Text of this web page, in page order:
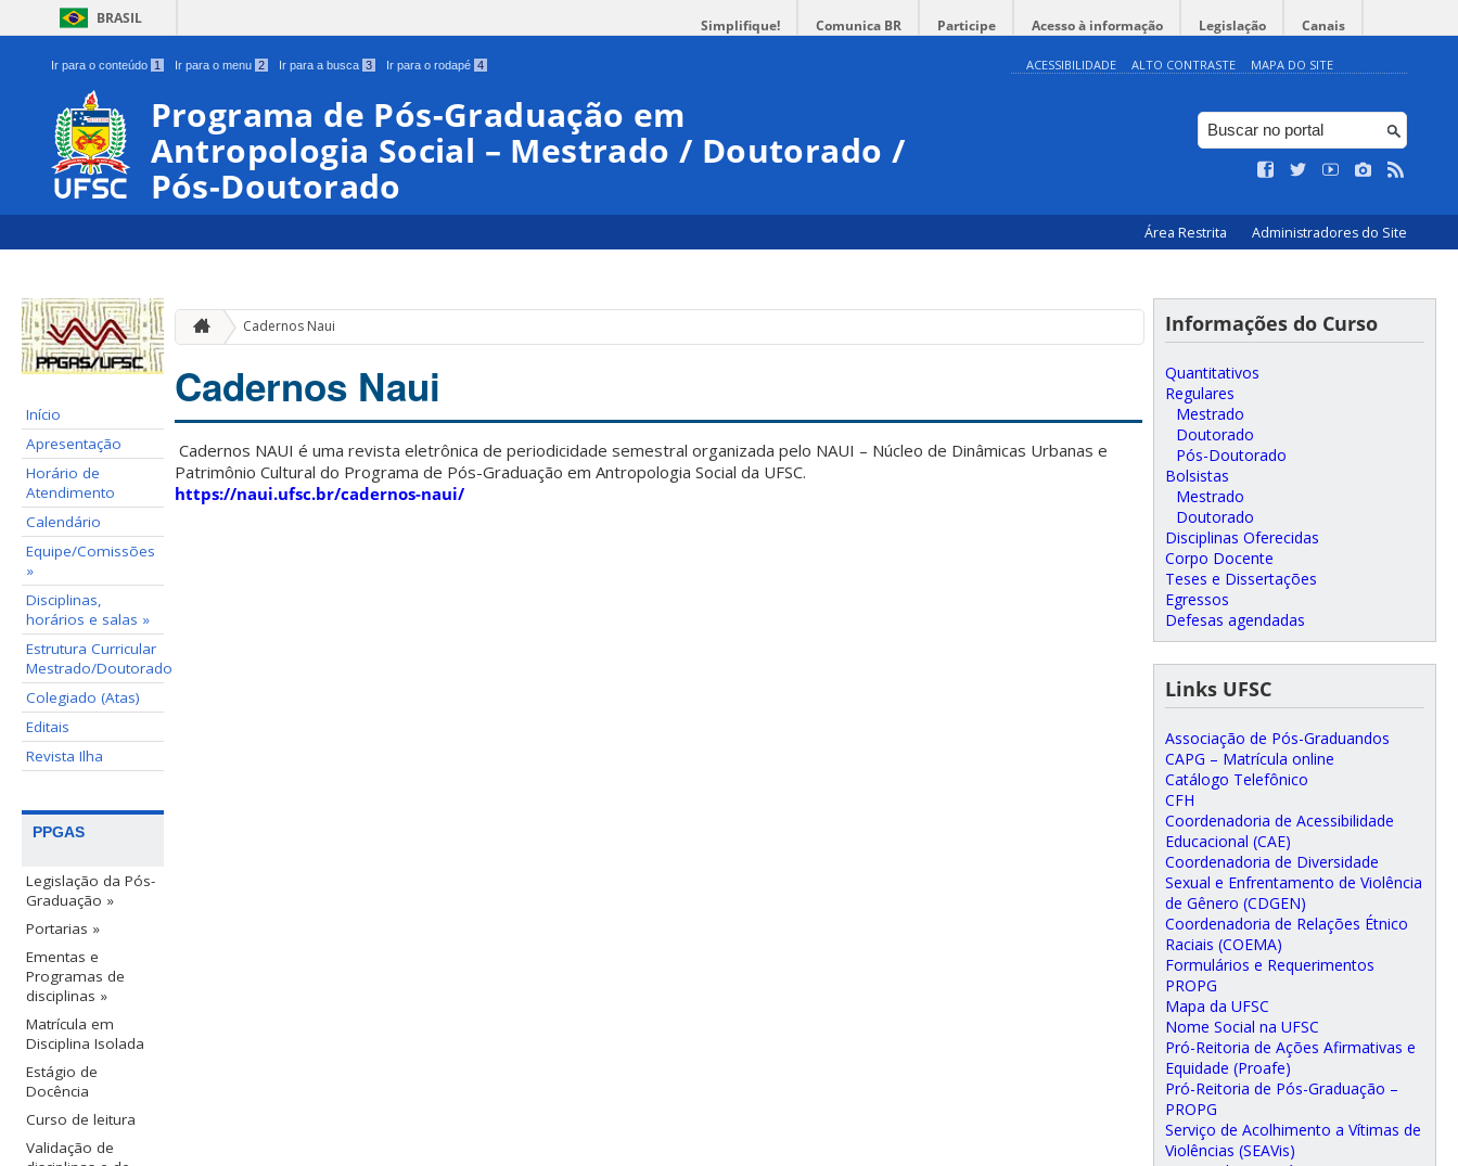
BRASIL Simplifique! Comunica BR Participe Acesso à informação Legislação Canais
Ir para o conteúdo 1 Ir para o menu 2 Ir para a busca 3 Ir para o rodapé 4 ACESSIBILIDADE ALTO CONTRASTE MAPA DO SITE
Programa de Pós-Graduação em
Antropologia Social – Mestrado / Doutorado /
Pós-Doutorado
Área Restrita Administradores do Site
Início
Apresentação
Horário de
Atendimento
Calendário
Equipe/Comissões
»
Disciplinas,
horários e salas »
Estrutura Curricular
Mestrado/Doutorado
Colegiado (Atas)
Editais
Revista Ilha
PPGAS
Legislação da Pós-
Graduação »
Portarias »
Ementas e
Programas de
disciplinas »
Matrícula em
Disciplina Isolada
Estágio de
Docência
Curso de leitura
Validação de
Cadernos Naui
Cadernos Naui
Cadernos NAUI é uma revista eletrônica de periodicidade semestral organizada pelo NAUI – Núcleo de Dinâmicas Urbanas e
Patrimônio Cultural do Programa de Pós-Graduação em Antropologia Social da UFSC.
https://naui.ufsc.br/cadernos-naui/
Informações do Curso
Quantitativos
Regulares
Mestrado
Doutorado
Pós-Doutorado
Bolsistas
Mestrado
Doutorado
Disciplinas Oferecidas
Corpo Docente
Teses e Dissertações
Egressos
Defesas agendadas
Links UFSC
Associação de Pós-Graduandos
CAPG – Matrícula online
Catálogo Telefônico
CFH
Coordenadoria de Acessibilidade
Educacional (CAE)
Coordenadoria de Diversidade
Sexual e Enfrentamento de Violência
de Gênero (CDGEN)
Coordenadoria de Relações Étnico
Raciais (COEMA)
Formulários e Requerimentos
PROPG
Mapa da UFSC
Nome Social na UFSC
Pró-Reitoria de Ações Afirmativas e
Equidade (Proafe)
Pró-Reitoria de Pós-Graduação –
PROPG
Serviço de Acolhimento a Vítimas de
Violências (SEAVis)